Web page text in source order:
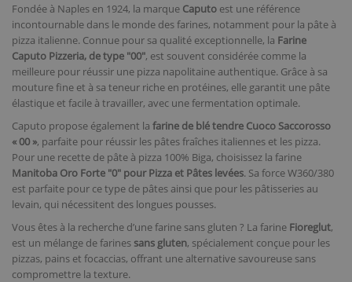
Fondée à Naples en 1924, la marque Caputo est une référence
incontournable dans le monde des farines, notamment pour la pâte à
pizza italienne. Connue pour sa qualité exceptionnelle, la Farine
Caputo Pizzeria, de type "00", est souvent considérée comme la
meilleure pour réussir une pizza napolitaine authentique. Grâce à sa
mouture fine et à sa teneur riche en protéines, elle garantit une pâte
élastique et facile à travailler, avec une fermentation optimale.
Caputo propose également la farine de blé tendre Cuoco Saccorosso
« 00 », parfaite pour réussir les pâtes fraîches italiennes et les pizza.
Pour une recette de pâte à pizza 100% Biga, choisissez la farine
Manitoba Oro Forte "0" pour Pizza et Pâtes levées. Sa force W360/380
est parfaite pour ce type de pâtes ainsi que pour les pâtisseries au
levain, qui nécessitent des longues pousses.
Vous êtes à la recherche d’une farine sans gluten ? La farine Fioreglut,
est un mélange de farines sans gluten, spécialement conçue pour les
pizzas, pains et focaccias, offrant une alternative savoureuse sans
compromettre la texture.